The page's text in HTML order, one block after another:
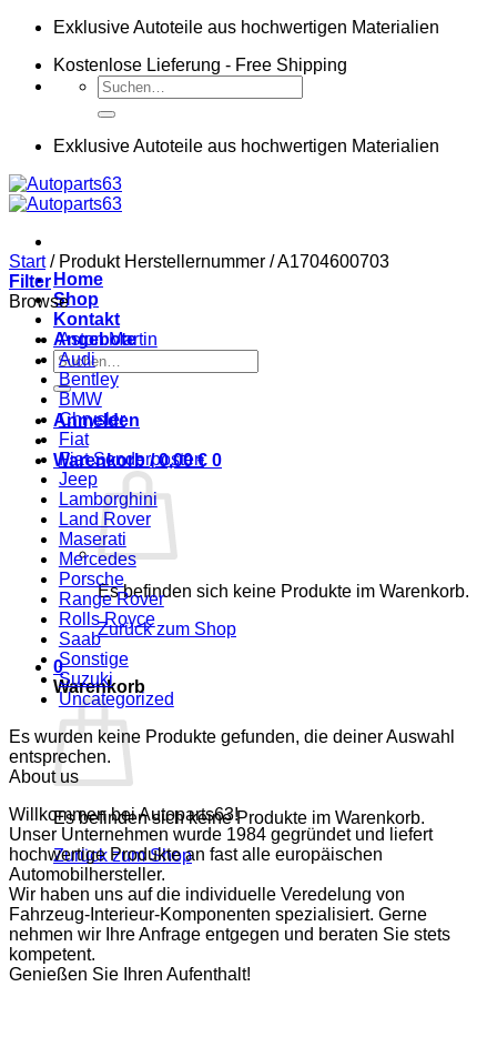
Zum
springen
Exklusive Autoteile aus hochwertigen Materialien
Kostenlose Lieferung - Free Shipping
Suchen
nach:
Exklusive Autoteile aus hochwertigen Materialien
Home
Shop
Kontakt
Angebote
Suchen
nach:
Anmelden
Warenkorb /0,00€ 0
Es befinden sich keine Produkte im Warenkorb.
Zurück zum Shop
0
Warenkorb
Es befinden sich keine Produkte im Warenkorb.
Zurück zum Shop
Start /Produkt Herstellernummer /A1704600703
Filter
Browse
Aston Martin
Audi
Bentley
BMW
Chrysler
Fiat
Fiat Sonderposten
Jeep
Lamborghini
Land Rover
Maserati
Mercedes
Porsche
Range Rover
Rolls Royce
Saab
Sonstige
Suzuki
Uncategorized
Es wurden keine Produkte gefunden, die deiner Auswahl
entsprechen.
About us
Willkommen bei Autoparts63!
Unser Unternehmen wurde 1984 gegründet und liefert
hochwertige Produkte an fast alle europäischen
Automobilhersteller.
Wir haben uns auf die individuelle Veredelung von
Fahrzeug-Interieur-Komponenten spezialisiert. Gerne
nehmen wir Ihre Anfrage entgegen und beraten Sie stets
kompetent.
Genießen Sie Ihren Aufenthalt!